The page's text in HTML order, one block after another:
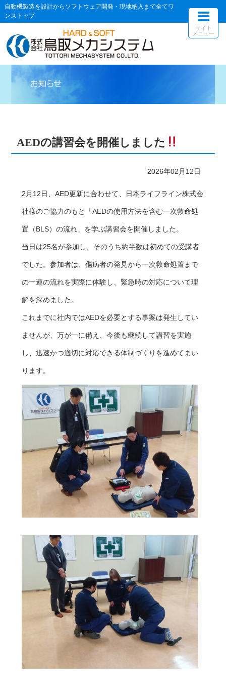
自動機製造を設計からソフトウェア開発・現地納入まで全てワ
ンストップ
サイト
メニュー
AEDの講習会を開催しました
2026年02月12日
2月12日、AED更新に合わせて、日本ライフライン株式会
社様のご協力のもと「AEDの使用方法を含む一次救命処
置（BLS）の流れ」を学ぶ講習会を開催しました。
当日は25名が参加し、そのうち約半数は初めての受講者
でした。参加者は、傷病者の発見から一次救命処置まで
の一連の流れを実際に体験し、緊急時の対応について理
解を深めました。
これまでに社内ではAEDを必要とする事案は発生してい
ませんが、万が一に備え、今後も継続して講習を実施
し、迅速かつ適切に対応できる体制づくりを進めてまい
ります。